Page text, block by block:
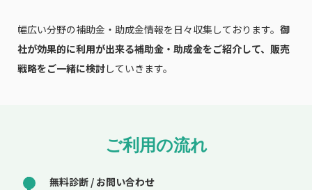
幅広い分野の補助金・助成金情報を日々収集しております。 御
社が効果的に利用が出来る補助金・助成金をご紹介して、販売
戦略をご一緒に検討していきます。
ご利用の流れ
無料診断 / お問い合わせ